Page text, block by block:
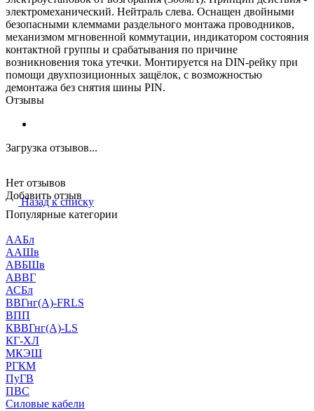
электромеханический. Нейтраль слева. Оснащен двойными
безопасными клеммами раздельного монтажа проводников,
механизмом мгновенной коммутации, индикатором состояния
контактной группы и срабатывания по причине
возникновения тока утечки. Монтируется на DIN-рейку при
помощи двухпозиционных защёлок, с возможностью
демонтажа без снятия шины PIN.
Отзывы
Загрузка отзывов...
Нет отзывов
Добавить отзыв
Назад к списку
Популярные категории
ААБл
ААШв
АВБШв
АВВГ
АСБл
ВВГнг(А)-FRLS
ВПП
КВВГнг(А)-LS
КГ-ХЛ
МКЭШ
РГКМ
ПуГВ
ПВС
Силовые кабели